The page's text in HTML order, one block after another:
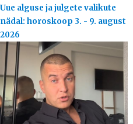
Uue alguse ja julgete valikute
nädal: horoskoop 3. - 9. august
2026